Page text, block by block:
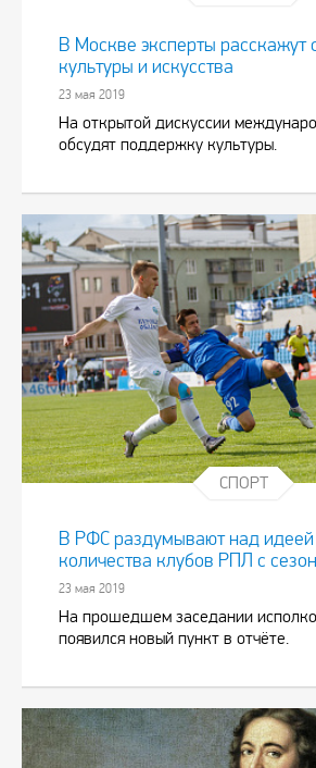
В Москве эксперты расскажут
культуры и искусства
23 мая 2019
На открытой дискуссии
обсудят поддержку культуры.
СПОРТ
В РФС раздумывают над идеей
количества клубов РПЛ с
23 мая 2019
На прошедшем заседании
появился новый пункт в отчёте.